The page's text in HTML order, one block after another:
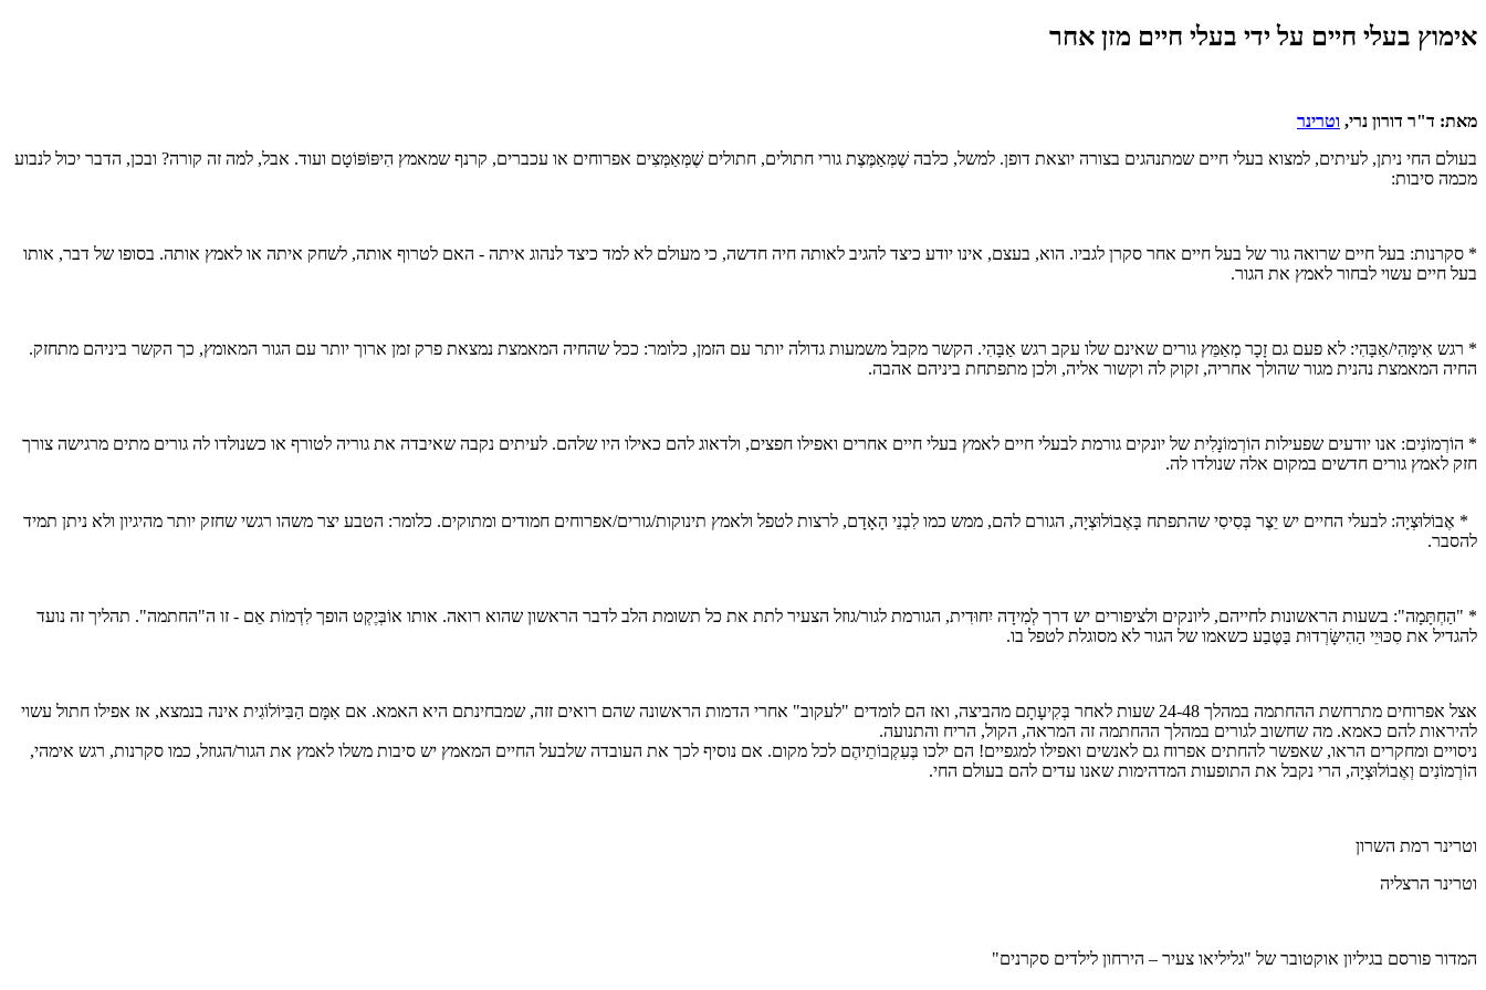
אימוץ בעלי חיים על ידי בעלי חיים מזן אחר
מאת: ד"ר דורון נרי, וטרינר
בעולם החי ניתן, לעיתים, למצוא בעלי חיים שמתנהגים בצורה יוצאת דופן. למשל, כלבה שֶׁמְּאַמֶּצֶת גורי חתולים, חתולים שֶׁמְּאַמְּצִים אפרוחים או עכברים, קרנף שמאמץ הִיפּוֹפּוֹטָם ועוד. אבל, למה זה קורה? ובכן, הדבר יכול לנבוע
מכמה סיבות:
* סקרנות: בעל חיים שרואה גור של בעל חיים אחר סקרן לגביו. הוא, בעצם, אינו יודע כיצד להגיב לאותה חיה חדשה, כי מעולם לא למד כיצד לנהוג איתה - האם לטרוף אותה, לשחק איתה או לאמץ אותה. בסופו של דבר, אותו
בעל חיים עשוי לבחור לאמץ את הגור.
* רגש אִימָּהִי/אַבָּהִי: לא פעם גם זָכָר מְאַמֵּץ גורים שאינם שלו עקב רגש אַבָּהִי. הקשר מקבל משמעות גדולה יותר עם הזמן, כלומר: ככל שהחיה המאמצת נמצאת פרק זמן ארוך יותר עם הגור המאומץ, כך הקשר ביניהם מתחזק.
החיה המאמצת נהנית מגור שהולך אחריה, זקוק לה וקשור אליה, ולכן מתפתחת ביניהם אהבה.
* הוֹרְמוֹנִים: אנו יודעים שפעילות הוֹרְמוֹנָלִית של יונקים גורמת לבעלי חיים לאמץ בעלי חיים אחרים ואפילו חפצים, ולדאוג להם כאילו היו שלהם. לעיתים נקבה שאיבדה את גוריה לטורף או כשנולדו לה גורים מתים מרגישה צורך
חזק לאמץ גורים חדשים במקום אלה שנולדו לה.
* אֶבוֹלוּצְיָה: לבעלי החיים יש יֵצֶר בְּסִיסִי שהתפתח בָּאֶבוֹלוּצְיָה, הגורם להם, ממש כמו לִבְנֵי הָאָדָם, לרצות לטפל ולאמץ תינוקות/גורים/אפרוחים חמודים ומתוקים. כלומר: הטבע יצר משהו רגשי שחזק יותר מהיגיון ולא ניתן תמיד
להסבר.
* "הַחְתָּמָה": בשעות הראשונות לחייהם, ליונקים ולציפורים יש דרך לְמִידָה יִחוּדִית, הגורמת לגור/גוזל הצעיר לתת את כל תשומת הלב לדבר הראשון שהוא רואה. אותו אוֹבְּיֶקְט הופך לִדְמוֹת אֵם - זו ה"החתמה". תהליך זה נועד
להגדיל את סִכּוּיֵי הַהִישָּׂרְדוּת בַּטֶּבַע כשאמו של הגור לא מסוגלת לטפל בו.
אצל אפרוחים מתרחשת ההחתמה במהלך 24-48 שעות לאחר בְּקִיעָתָם מהביצה, ואז הם לומדים "לעקוב" אחרי הדמות הראשונה שהם רואים זזה, שמבחינתם היא האמא. אם אִמָּם הַבִּיוֹלוֹגִית אינה בנמצא, אז אפילו חתול עשוי
להיראות להם כאמא. מה שחשוב לגורים במהלך ההחתמה זה המראה, הקול, הריח והתנועה.
ניסויים ומחקרים הראו, שאפשר להחתים אפרוח גם לאנשים ואפילו למגפיים! הם ילכו בְּעִקְבוֹתֵיהֶם לכל מקום. אם נוסיף לכך את העובדה שלבעל החיים המאמץ יש סיבות משלו לאמץ את הגור/הגוזל, כמו סקרנות, רגש אימהי,
הוֹרְמוֹנִים וְאֶבוֹלוּצְיָה, הרי נקבל את התופעות המדהימות שאנו עדים להם בעולם החי.
וטרינר רמת השרון
וטרינר הרצליה
המדור פורסם בגיליון אוקטובר של "גליליאו צעיר – הירחון לילדים סקרנים"